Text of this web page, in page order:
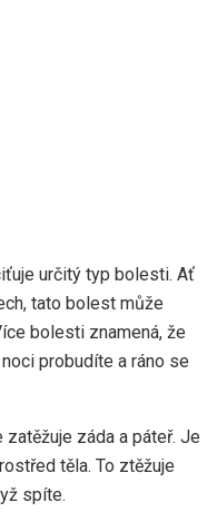
určitý typ bolesti. Ať
tato bolest může
bolesti znamená, že
probudíte a ráno se
záda a páteř. Je
těla. To ztěžuje
spíte.